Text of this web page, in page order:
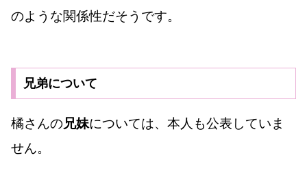
のような関係性だそうです。
兄弟について
橘さんの兄妹については、本人も公表していま
せん。